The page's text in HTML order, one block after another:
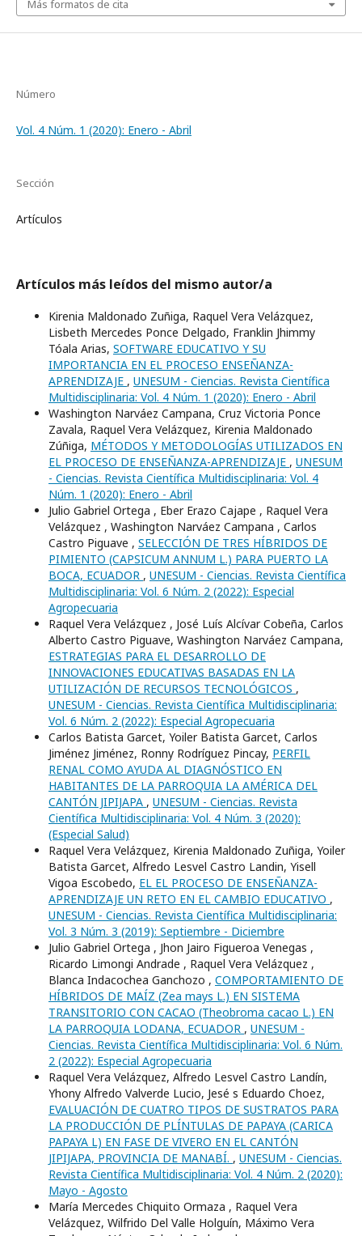
Más formatos de cita
Número
Vol. 4 Núm. 1 (2020): Enero - Abril
Sección
Artículos
Artículos más leídos del mismo autor/a
Kirenia Maldonado Zuñiga, Raquel Vera Velázquez,
Lisbeth Mercedes Ponce Delgado, Franklin Jhimmy
Tóala Arias, SOFTWARE EDUCATIVO Y SU
IMPORTANCIA EN EL PROCESO ENSEÑANZA-
APRENDIZAJE , UNESUM - Ciencias. Revista Científica
Multidisciplinaria: Vol. 4 Núm. 1 (2020): Enero - Abril
Washington Narváez Campana, Cruz Victoria Ponce
Zavala, Raquel Vera Velázquez, Kirenia Maldonado
Zúñiga, MÉTODOS Y METODOLOGÍAS UTILIZADOS EN
EL PROCESO DE ENSEÑANZA-APRENDIZAJE , UNESUM
- Ciencias. Revista Científica Multidisciplinaria: Vol. 4
Núm. 1 (2020): Enero - Abril
Julio Gabriel Ortega , Eber Erazo Cajape , Raquel Vera
Velázquez , Washington Narváez Campana , Carlos
Castro Piguave , SELECCIÓN DE TRES HÍBRIDOS DE
PIMIENTO (CAPSICUM ANNUM L.) PARA PUERTO LA
BOCA, ECUADOR , UNESUM - Ciencias. Revista Científica
Multidisciplinaria: Vol. 6 Núm. 2 (2022): Especial
Agropecuaria
Raquel Vera Velázquez , José Luís Alcívar Cobeña, Carlos
Alberto Castro Piguave, Washington Narváez Campana,
ESTRATEGIAS PARA EL DESARROLLO DE
INNOVACIONES EDUCATIVAS BASADAS EN LA
UTILIZACIÓN DE RECURSOS TECNOLÓGICOS ,
UNESUM - Ciencias. Revista Científica Multidisciplinaria:
Vol. 6 Núm. 2 (2022): Especial Agropecuaria
Carlos Batista Garcet, Yoiler Batista Garcet, Carlos
Jiménez Jiménez, Ronny Rodríguez Pincay, PERFIL
RENAL COMO AYUDA AL DIAGNÓSTICO EN
HABITANTES DE LA PARROQUIA LA AMÉRICA DEL
CANTÓN JIPIJAPA , UNESUM - Ciencias. Revista
Científica Multidisciplinaria: Vol. 4 Núm. 3 (2020):
(Especial Salud)
Raquel Vera Velázquez, Kirenia Maldonado Zuñiga, Yoiler
Batista Garcet, Alfredo Lesvel Castro Landin, Yisell
Vigoa Escobedo, EL EL PROCESO DE ENSEÑANZA-
APRENDIZAJE UN RETO EN EL CAMBIO EDUCATIVO ,
UNESUM - Ciencias. Revista Científica Multidisciplinaria:
Vol. 3 Núm. 3 (2019): Septiembre - Diciembre
Julio Gabriel Ortega , Jhon Jairo Figueroa Venegas ,
Ricardo Limongi Andrade , Raquel Vera Velázquez ,
Blanca Indacochea Ganchozo , COMPORTAMIENTO DE
HÍBRIDOS DE MAÍZ (Zea mays L.) EN SISTEMA
TRANSITORIO CON CACAO (Theobroma cacao L.) EN
LA PARROQUIA LODANA, ECUADOR , UNESUM -
Ciencias. Revista Científica Multidisciplinaria: Vol. 6 Núm.
2 (2022): Especial Agropecuaria
Raquel Vera Velázquez, Alfredo Lesvel Castro Landí­n,
Yhony Alfredo Valverde Lucio, Jesé s Eduardo Choez,
EVALUACIÓN DE CUATRO TIPOS DE SUSTRATOS PARA
LA PRODUCCIÓN DE PLÍNTULAS DE PAPAYA (CARICA
PAPAYA L) EN FASE DE VIVERO EN EL CANTÓN
JIPIJAPA, PROVINCIA DE MANABÍ. , UNESUM - Ciencias.
Revista Científica Multidisciplinaria: Vol. 4 Núm. 2 (2020):
Mayo - Agosto
María Mercedes Chiquito Ormaza , Raquel Vera
Velázquez, Wilfrido Del Valle Holguín, Máximo Vera